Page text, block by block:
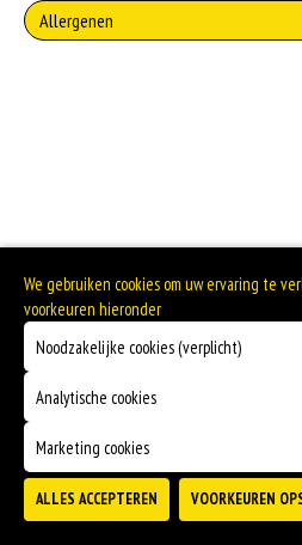
Allergenen
We gebruiken cookies om uw ervaring te
voorkeuren hieronder
Noodzakelijke cookies (verplicht)
Analytische cookies
Marketing cookies
ALLES ACCEPTEREN VOORKEUREN